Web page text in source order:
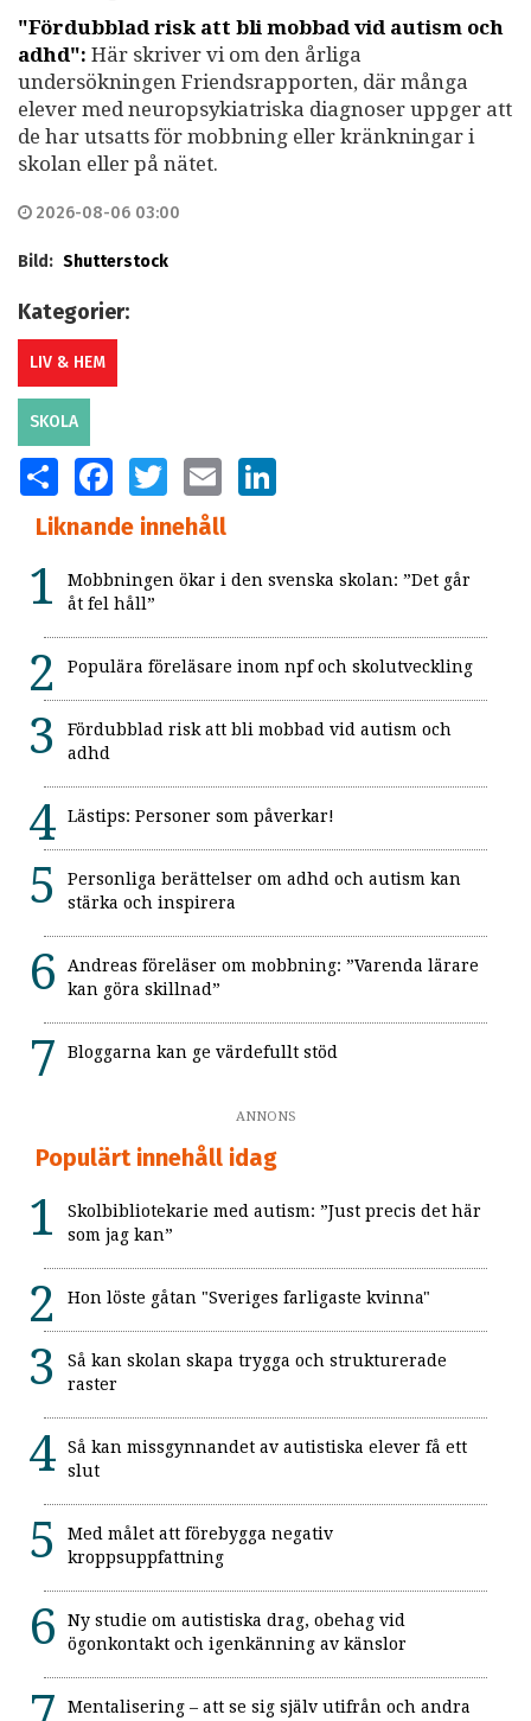
"Fördubblad risk att bli mobbad vid autism och
adhd": Här skriver vi om den årliga
undersökningen Friendsrapporten, där många
elever med neuropsykiatriska diagnoser uppger att
de har utsatts för mobbning eller kränkningar i
skolan eller på nätet.
2026-08-06 03:00
Bild: Shutterstock
Kategorier:
LIV & HEM
SKOLA
SHARE FACEBOOKTWITTER EMAIL
Liknande innehåll
Mobbningen ökar i den svenska skolan: ”Det går
åt fel håll”
Populära föreläsare inom npf och skolutveckling
Fördubblad risk att bli mobbad vid autism och
adhd
Lästips: Personer som påverkar!
Personliga berättelser om adhd och autism kan
stärka och inspirera
Andreas föreläser om mobbning: ”Varenda lärare
kan göra skillnad”
Bloggarna kan ge värdefullt stöd
ANNONS
Populärt innehåll idag
Skolbibliotekarie med autism: ”Just precis det här
som jag kan”
Hon löste gåtan "Sveriges farligaste kvinna"
Så kan skolan skapa trygga och strukturerade
raster
Så kan missgynnandet av autistiska elever få ett
slut
Med målet att förebygga negativ
kroppsuppfattning
Ny studie om autistiska drag, obehag vid
ögonkontakt och igenkänning av känslor
Mentalisering – att se sig själv utifrån och andra